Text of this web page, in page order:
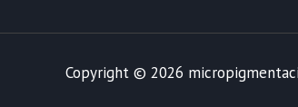
Copyright © 2026